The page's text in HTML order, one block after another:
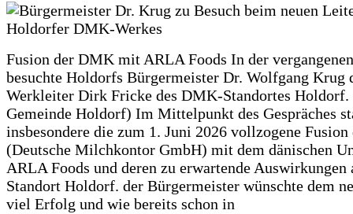
Fusion der DMK mit ARLA Foods In der
besuchte Holdorfs Bürgermeister Dr. Wolfgang Krug
Werkleiter Dirk Fricke des DMK-Standortes Holdorf.
Gemeinde Holdorf) Im Mittelpunkt des Gespräches
insbesondere die zum 1. Juni 2026 vollzogene
(Deutsche Milchkontor GmbH) mit dem dänischen
ARLA Foods und deren zu erwartende Auswirkungen
Standort Holdorf. der Bürgermeister wünschte dem
viel Erfolg und wie bereits schon in